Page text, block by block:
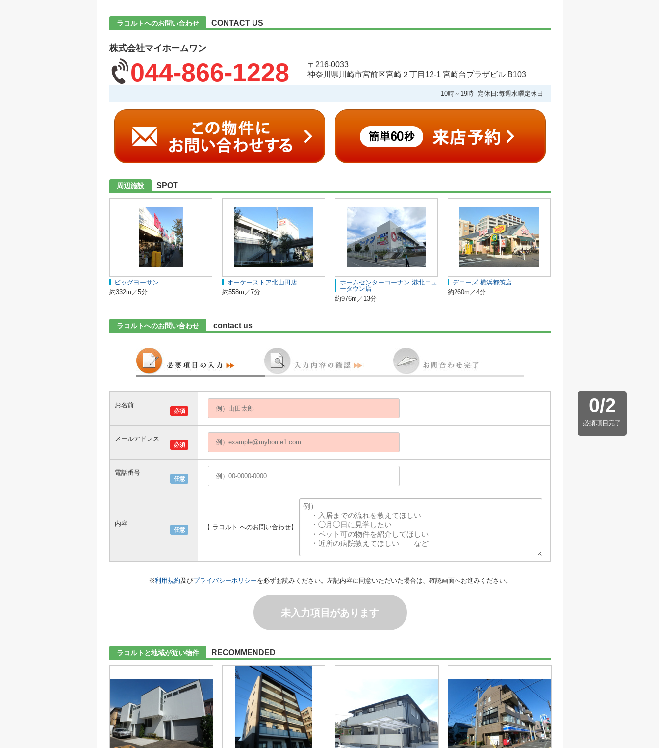
ラコルトへのお問い合わせ CONTACT US
株式会社マイホームワン
044-866-1228
〒216-0033
神奈川県川崎市宮前区宮崎２丁目12-1 宮崎台プラザビル B103
10時～19時 定休日:毎週水曜定休日
周辺施設 SPOT
ビッグヨーサン
約332m／5分
オーケーストア北山田店
約558m／7分
ホームセンターコーナン 港北ニュ
ータウン店
約976m／13分
デニーズ 横浜都筑店
約260m／4分
ラコルトへのお問い合わせ contact us
0/2
必須項目完了
必須
お名前
必須
メールアドレス
任意
電話番号
任意
内容 【 ラコルト へのお問い合わせ】
※利用規約及びプライバシーポリシーを必ずお読みください。左記内容に同意いただいた場合は、確認画面へお進みください。
未入力項目があります
ラコルトと地域が近い物件 RECOMMENDED